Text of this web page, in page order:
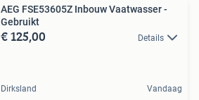
AEG FSE53605Z Inbouw Vaatwasser -
Gebruikt
€ 125,00 Details
Dirksland Vandaag